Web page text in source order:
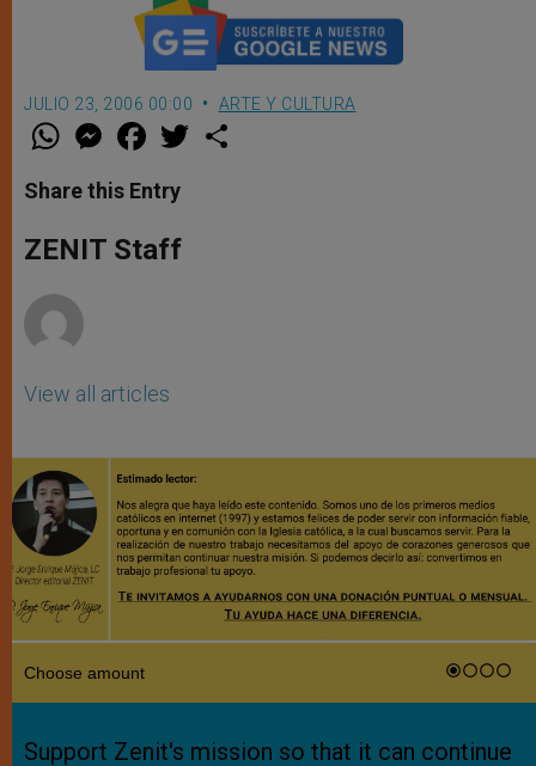
JULIO 23, 2006 00:00 ARTE Y CULTURA
W
t
s
p
p
M
e
s
e
g
e
F
a
e
b
o
k
w
Share this Entry
ZENIT Staff
View all articles